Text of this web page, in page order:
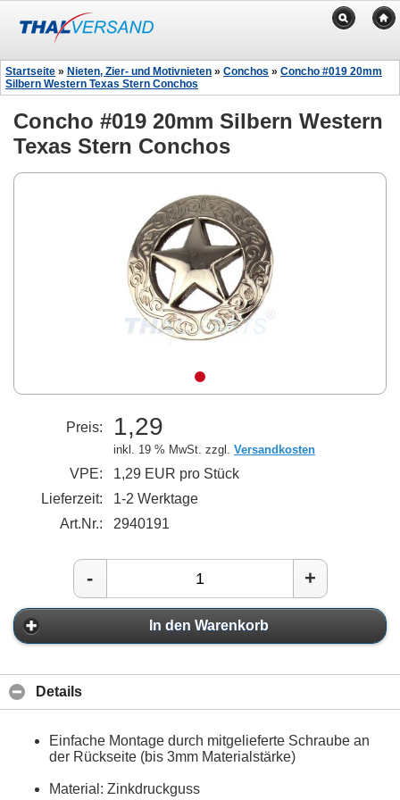
Startseite » Nieten, Zier- und Motivnieten » Conchos » Concho #019 20mm
Silbern Western Texas Stern Conchos
Concho #019 20mm Silbern Western
Texas Stern Conchos
Preis: 1,29
inkl. 19 % MwSt. zzgl. Versandkosten
VPE:
1,29 EUR pro Stück
Lieferzeit:
1-2 Werktage
Art.Nr.:
2940191
- +
In den Warenkorb
Details
Einfache Montage durch mitgelieferte Schraube an
der Rückseite (bis 3mm Materialstärke)
Material: Zinkdruckguss